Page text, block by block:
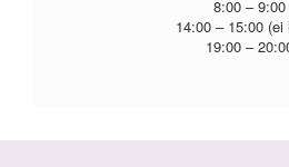
8:00 – 9:00
14:00 – 15:00 (ei
19:00 –